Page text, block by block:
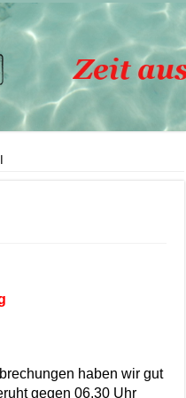
haben wir gut
gegen 06.30 Uhr